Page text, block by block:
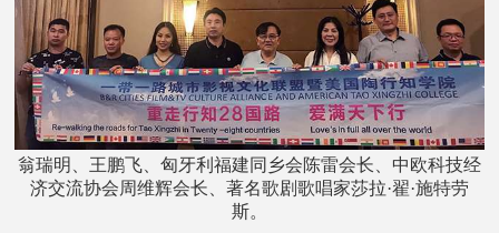
翁瑞明、王鹏飞、匈牙利福建同乡会陈雷会长、中欧科技经
济交流协会周维辉会长、著名歌剧歌唱家莎拉·翟·施特劳
斯。